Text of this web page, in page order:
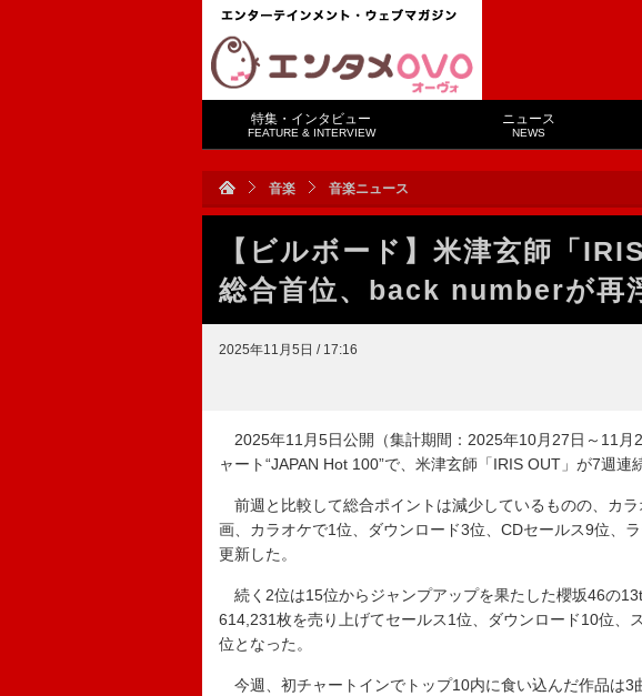
特集・インタビュー
FEATURE & INTERVIEW
ニュース
NEWS
音楽 音楽ニュース
【ビルボード】米津玄師「
総合首位、back numberが再
2025年11月5日 / 17:16
2025年11月5日公開（集計期間：2025年10月27日～11月
ャート“JAPAN Hot 100”で、米津玄師「IRIS OUT」が7週連
前週と比較して総合ポイントは減少しているものの、カ
画、カラオケで1位、ダウンロード3位、CDセールス9位、
更新した。
続く2位は15位からジャンプアップを果たした櫻坂46の
614,231枚を売り上げてセールス1位、ダウンロード10位、
位となった。
今週、初チャートインでトップ10内に食い込んだ作品は3